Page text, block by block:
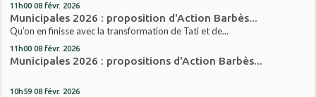
11h00 08 févr. 2026
Municipales 2026 : proposition d'Action Barbès...
Qu’on en finisse avec la transformation de Tati et de...
11h00 08 févr. 2026
Municipales 2026 : propositions d'Action Barbès...
10h59 08 févr. 2026